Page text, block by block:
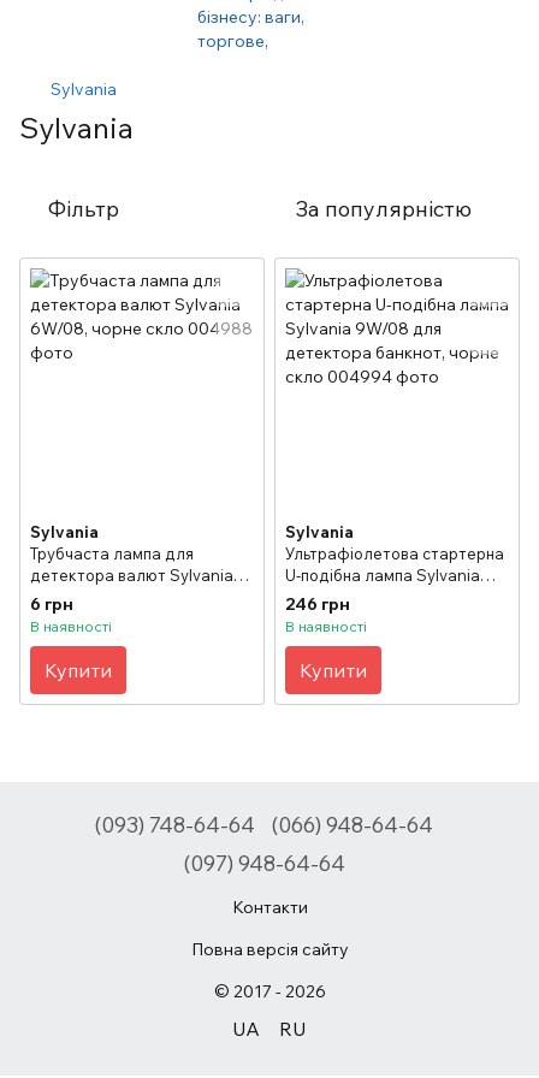
Sylvania
Sylvania
Фільтр За популярністю
Sylvania
Трубчаста лампа для
детектора валют Sylvania
6W/08, чорне скло
6 грн
В наявності
Купити
Sylvania
Ультрафіолетова стартерна
U-подібна лампа Sylvania
9W/08 для детектора
банкнот, чорне скло
246 грн
В наявності
Купити
(093) 748-64-64
(066) 948-64-64
(097) 948-64-64
Контакти
Повна версія сайту
© 2017 - 2026
UA RU